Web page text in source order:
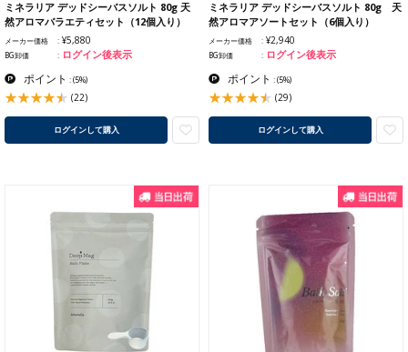
ミネラリア デッドシーバスソルト 80g 天
然アロマバラエティセット（12個入り）
メーカー価格 ¥5,880
BG卸価 ログイン後表示
ポイント :(5%)
(22)
ログインして購入
ミネラリア デッドシーバスソルト 80g 天
然アロマアソートセット（6個入り）
メーカー価格 ¥2,940
BG卸価 ログイン後表示
ポイント :(5%)
(29)
ログインして購入